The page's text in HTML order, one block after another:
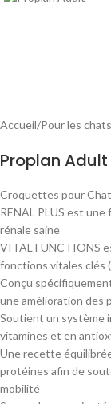
Accueil/Pour les chats
Proplan Adult
Croquettes pour
RENAL PLUS est
rénale saine
VITAL FUNCTIONS
fonctions vitales clés
Conçu
une amélioration des
Soutient un système
vitamines et en
Une recette
protéines afin de
mobilité